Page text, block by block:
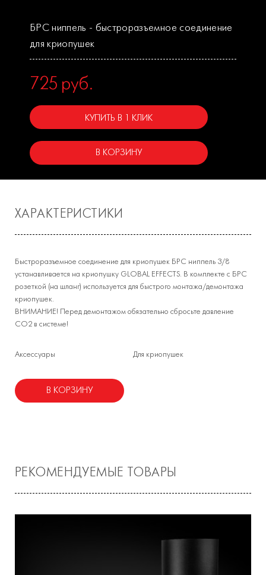
БРС ниппель - быстроразъемное соединение
для криопушек
725 руб.
КУПИТЬ В 1 КЛИК
В КОРЗИНУ
ХАРАКТЕРИСТИКИ
Быстроразъемное соединение для криопушек БРС ниппель 3/8
устанавливается на криопушку GLOBAL EFFECTS. В комплекте с БРС
розеткой (на шланг) используется для быстрого монтажа/демонтажа
криопушек.
ВНИМАНИЕ! Перед демонтажом обязательно сбросьте давление
CO2 в системе!
Аксессуары Для криопушек
В КОРЗИНУ
РЕКОМЕНДУЕМЫЕ ТОВАРЫ